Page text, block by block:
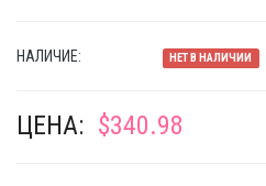
НАЛИЧИЕ: НЕТ В НАЛИЧИИ
ЦЕНА: $340.98